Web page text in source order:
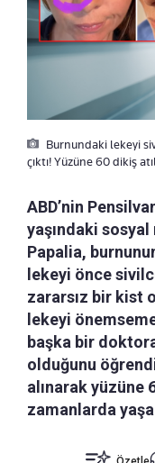
Burnundaki lekeyi
çıktı! Yüzüne 60 dikiş
ABD’nin
yaşındaki
Papalia,
lekeyi önce
zararsız bir kist
lekeyi
başka bir
olduğunu
alınarak yüzüne
zamanlarda